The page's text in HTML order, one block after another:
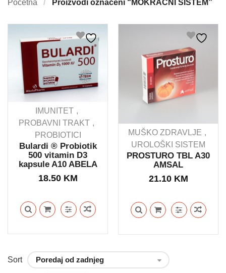
Početna Proizvodi označeni “MOKRACNI SISTEM”
IMUNITET
PROBAVNI TRAKT
PROBIOTICI
Bulardi ® Probiotik
500 vitamin D3
kapsule A10 ABELA
18.50 KM
MUŠKO ZDRAVLJE
UROLOŠKI SISTEM
PROSTURO TBL A30
AMSAL
21.10 KM
Sort